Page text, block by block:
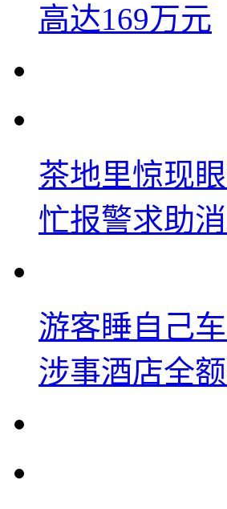
高达169万元
茶地里惊现
忙报警求助
游客睡自己
涉事酒店全